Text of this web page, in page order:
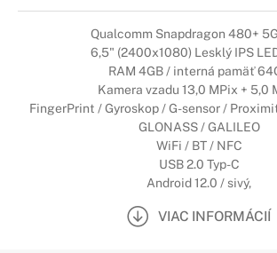
Qualcomm Snapdragon 480+
6,5" (2400x1080) Lesklý IPS
RAM 4GB / interná pamäť
Kamera vzadu 13,0 MPix + 5,0
FingerPrint / Gyroskop / G-sensor /
GLONASS / GALILEO
WiFi / BT / NFC
USB 2.0 Typ-C
Android 12.0 / sivý,
VIAC INFORMÁCIÍ